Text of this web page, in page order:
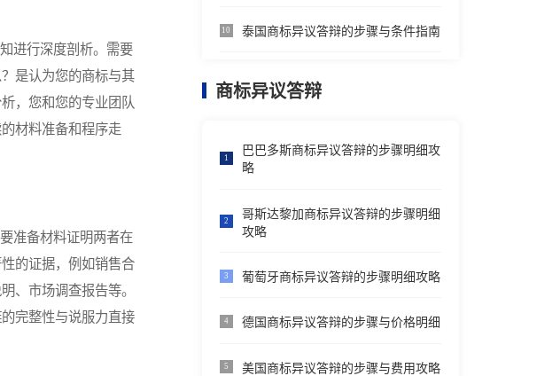
进行深度剖析。需要
是认为您的商标与其
，您和您的专业团队
材料准备和程序走
准备材料证明两者在
的证据，例如销售合
、市场调查报告等。
完整性与说服力直接
10 泰国商标异议答辩的步骤与条件指南
商标异议答辩
1
巴巴多斯商标异议答辩的步骤明细攻
略
2
哥斯达黎加商标异议答辩的步骤明细
攻略
3 葡萄牙商标异议答辩的步骤明细攻略
4 德国商标异议答辩的步骤与价格明细
5 美国商标异议答辩的步骤与费用攻略